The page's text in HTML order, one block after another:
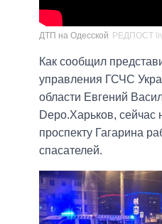
ДТП на Одесской РЕДПОСТ
Как сообщил
управления ГСЧС
области Евгений
Depo.Харьков,
проспекту Гагарина
спасателей.